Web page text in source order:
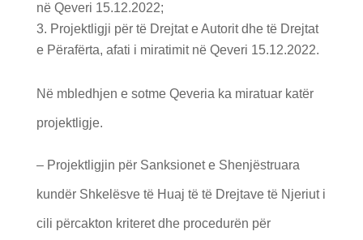
në Qeveri 15.12.2022;
Projektligji për të Drejtat e Autorit dhe të Drejtat
e Përafërta, afati i miratimit në Qeveri 15.12.2022.
Në mbledhjen e sotme Qeveria ka miratuar katër
projektligje.
– Projektligjin për Sanksionet e Shenjëstruara
kundër Shkelësve të Huaj të të Drejtave të Njeriut i
cili përcakton kriteret dhe procedurën për